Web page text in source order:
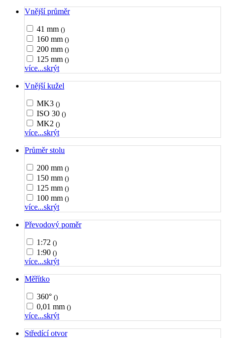
Vnější průměr
41 mm ()
160 mm ()
200 mm ()
125 mm ()
více...skrýt
Vnější kužel
MK3 ()
ISO 30 ()
MK2 ()
více...skrýt
Průměr stolu
200 mm ()
150 mm ()
125 mm ()
100 mm ()
více...skrýt
Převodový poměr
1:72 ()
1:90 ()
více...skrýt
Měřítko
360° ()
0,01 mm ()
více...skrýt
Středící otvor